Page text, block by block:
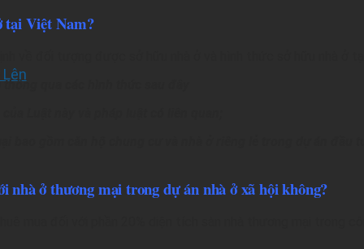
tại Việt Nam?
về đối tượng được sở hữu nhà ở và hình thức sở hữu nhà ở
qua các hình thức sau đây
Luật này và pháp luật có liên quan;
bao gồm căn hộ chung cư và nhà ở riêng lẻ trong dự án
nhà ở thương mại trong dự án nhà ở xã hội không?
mua đối với phần 20% diện tích sàn nhà thương mại trong